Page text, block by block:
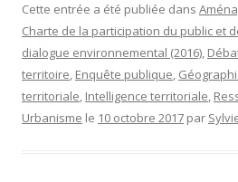
Cette entrée a été publiée dans
Charte de la participation du public et
dialogue environnemental (2016),
territoire, Enquête publique,
territoriale, Intelligence territoriale,
Urbanisme le 10 octobre 2017 par